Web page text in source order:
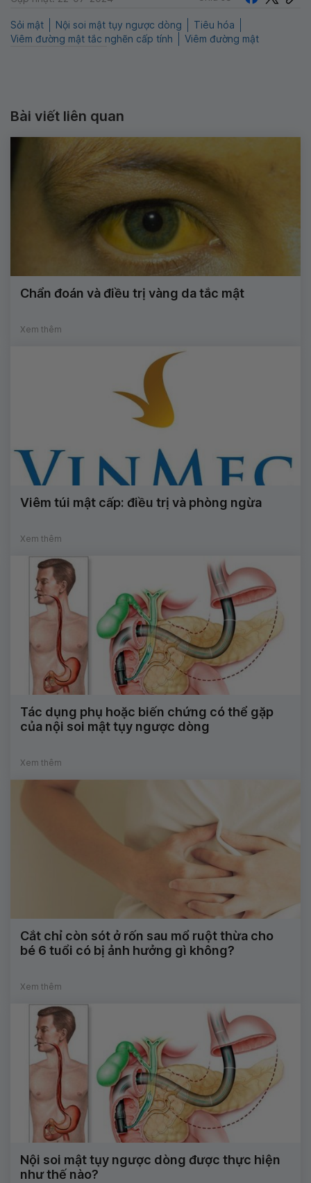
Sỏi mật Nội soi mật tụy ngược dòng
Tiêu hóa
Viêm đường mật tắc nghẽn cấp tính
Viêm đường mật
Bài viết liên quan
Chẩn đoán và điều trị vàng da tắc mật
Xem thêm
Viêm túi mật cấp: điều trị và phòng ngừa
Xem thêm
Tác dụng phụ hoặc biến chứng có thể gặp
của nội soi mật tụy ngược dòng
Xem thêm
Cắt chỉ còn sót ở rốn sau mổ ruột thừa cho
bé 6 tuổi có bị ảnh hưởng gì không?
Xem thêm
Nội soi mật tụy ngược dòng được thực hiện
như thế nào?